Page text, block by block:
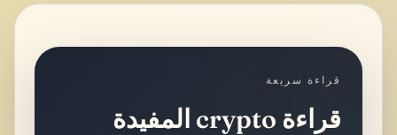
قراءة سريعة
قراءة crypto المفيدة